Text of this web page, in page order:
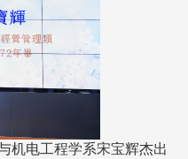
机电工程学系宋宝辉杰出